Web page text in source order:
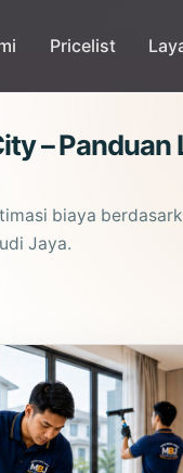
Pricelist
– Panduan
biaya
Jaya.